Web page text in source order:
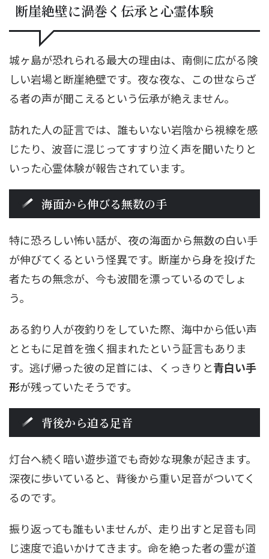
断崖絶壁に渦巻く伝承と心霊体験
城ヶ島が恐れられる最大の理由は、南側に広がる険
しい岩場と断崖絶壁です。夜な夜な、この世ならざ
る者の声が聞こえるという伝承が絶えません。
訪れた人の証言では、誰もいない岩陰から視線を感
じたり、波音に混じってすすり泣く声を聞いたりと
いった心霊体験が報告されています。
海面から伸びる無数の手
特に恐ろしい怖い話が、夜の海面から無数の白い手
が伸びてくるという怪異です。断崖から身を投げた
者たちの無念が、今も波間を漂っているのでしょ
う。
ある釣り人が夜釣りをしていた際、海中から低い声
とともに足首を強く掴まれたという証言もありま
す。逃げ帰った彼の足首には、くっきりと青白い手
形が残っていたそうです。
背後から迫る足音
灯台へ続く暗い遊歩道でも奇妙な現象が起きます。
深夜に歩いていると、背後から重い足音がついてく
るのです。
振り返っても誰もいませんが、走り出すと足音も同
じ速度で追いかけてきます。命を絶った者の霊が道